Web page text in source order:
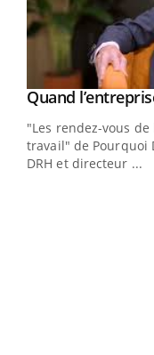
Youtube
Quand
"Les rendez-vous
travail" de Pourquoi
DRH et directeur ...